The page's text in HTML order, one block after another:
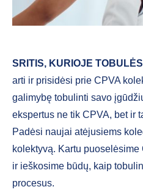
SRITIS, KURIOJE
arti ir prisidėsi prie CPVA
galimybę tobulinti savo
ekspertus ne tik CPVA, bet ir
Padėsi naujai atėjusiems
kolektyvą. Kartu
ir ieškosime būdų, kaip
procesus.